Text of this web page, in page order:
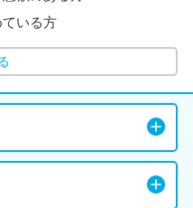
いる方